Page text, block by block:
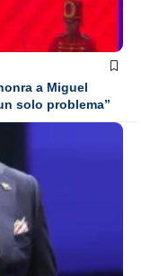
a Miguel
solo problema”